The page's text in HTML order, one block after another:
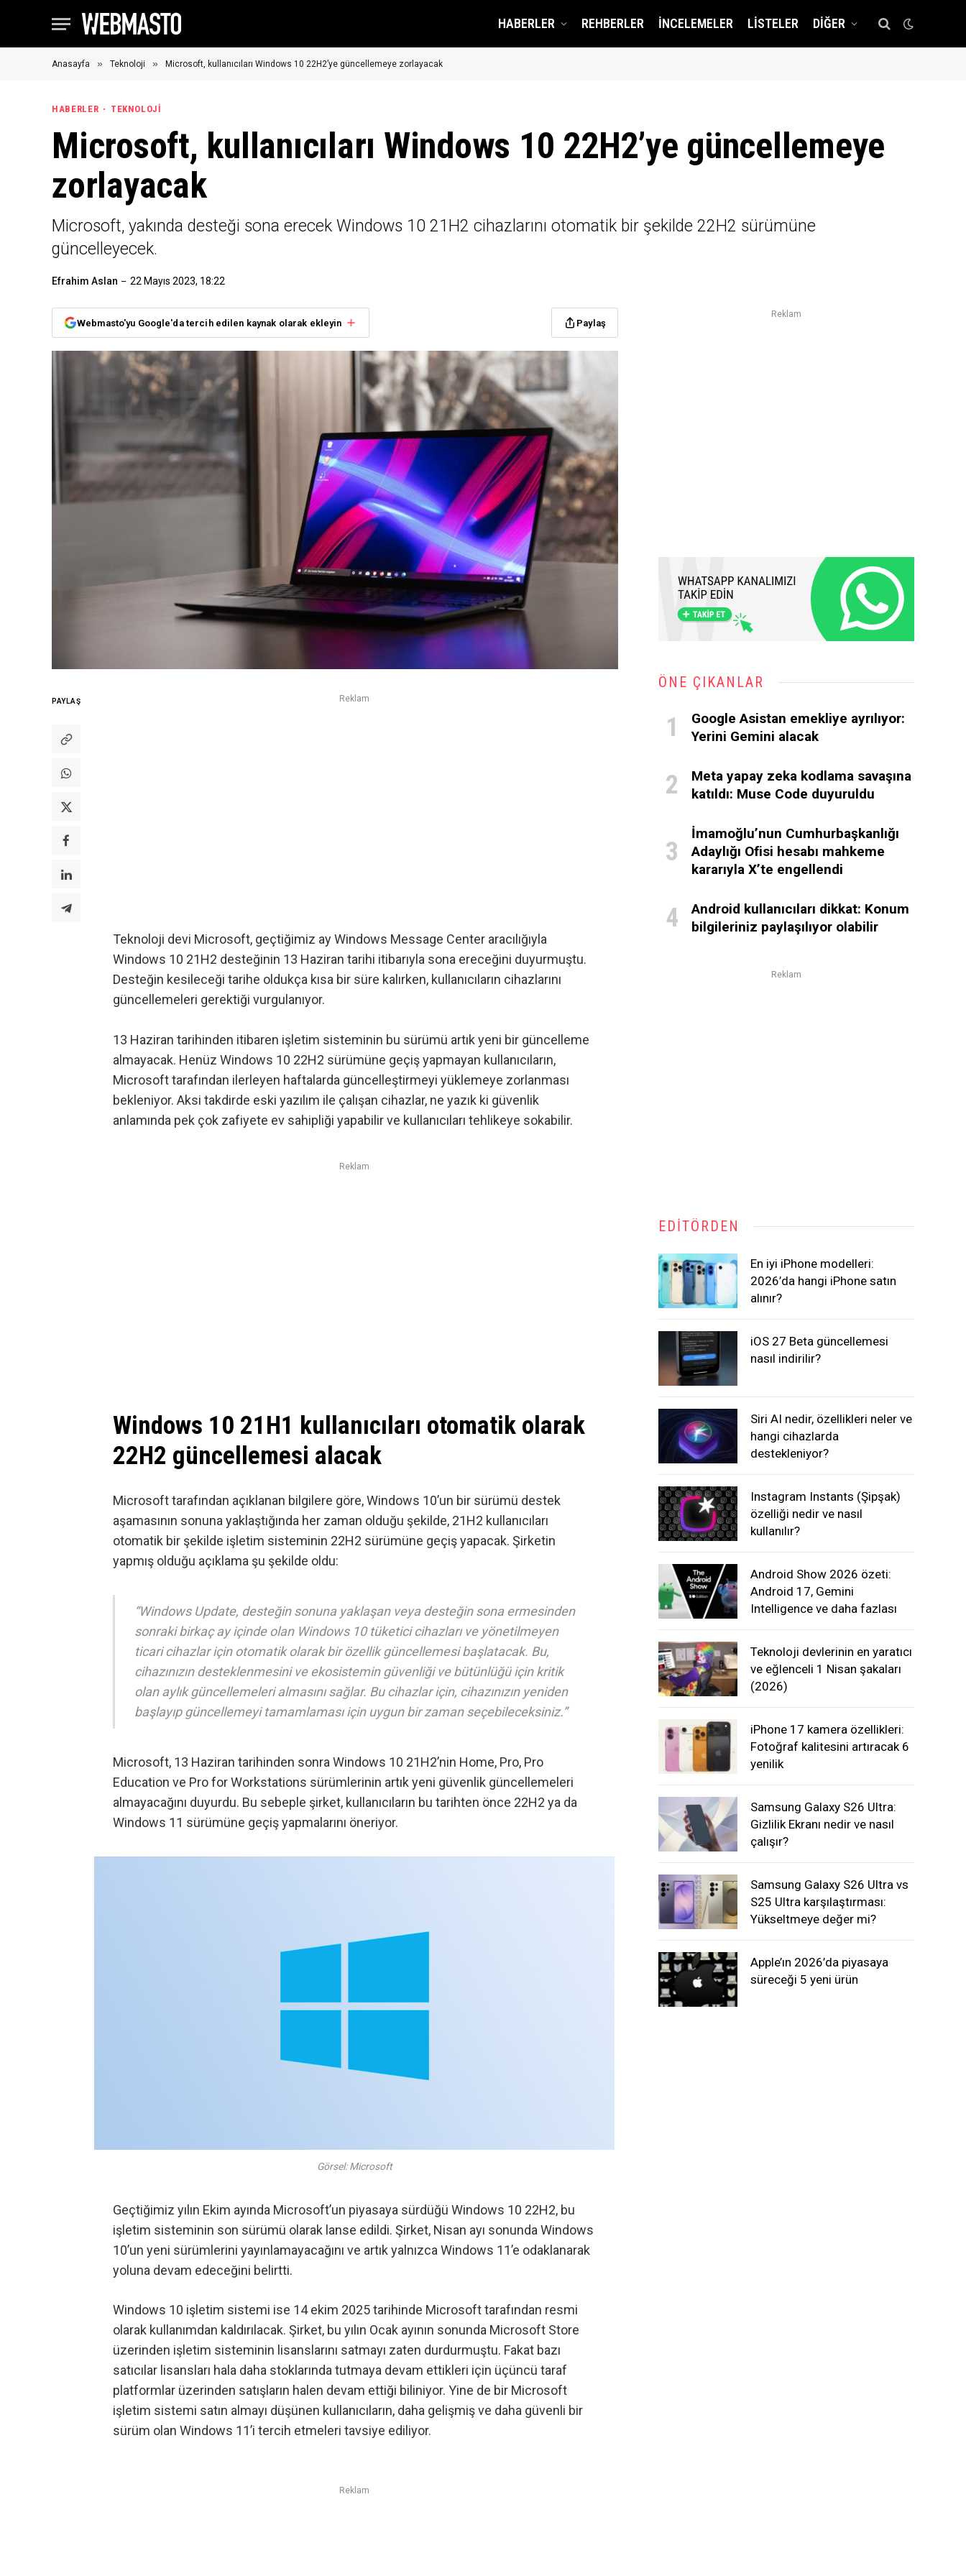
HABERLER REHBERLER İNCELEMELER LISTELER DIĞER
Anasayfa » Teknoloji » Microsoft, kullanıcıları Windows 10 22H2’ye güncellemeye zorlayacak
HABERLER TEKNOLOJI
Microsoft, kullanıcıları Windows 10 22H2’ye güncellemeye
zorlayacak
Microsoft, yakında desteği sona erecek Windows 10 21H2 cihazlarını otomatik bir şekilde 22H2 sürümüne
güncelleyecek.
Efrahim Aslan 22 Mayıs 2023, 18:22
Webmasto'yu Google'da tercih edilen kaynak olarak ekleyin Paylaş
PAYLAŞ Reklam
Teknoloji devi Microsoft, geçtiğimiz ay Windows Message Center aracılığıyla
Windows 10 21H2 desteğinin 13 Haziran tarihi itibarıyla sona ereceğini duyurmuştu.
Desteğin kesileceği tarihe oldukça kısa bir süre kalırken, kullanıcıların cihazlarını
güncellemeleri gerektiği vurgulanıyor.
13 Haziran tarihinden itibaren işletim sisteminin bu sürümü artık yeni bir güncelleme
almayacak. Henüz Windows 10 22H2 sürümüne geçiş yapmayan kullanıcıların,
Microsoft tarafından ilerleyen haftalarda güncelleştirmeyi yüklemeye zorlanması
bekleniyor. Aksi takdirde eski yazılım ile çalışan cihazlar, ne yazık ki güvenlik
anlamında pek çok zafiyete ev sahipliği yapabilir ve kullanıcıları tehlikeye sokabilir.
Reklam
Windows 10 21H1 kullanıcıları otomatik olarak
22H2 güncellemesi alacak
Microsoft tarafından açıklanan bilgilere göre, Windows 10’un bir sürümü destek
aşamasının sonuna yaklaştığında her zaman olduğu şekilde, 21H2 kullanıcıları
otomatik bir şekilde işletim sisteminin 22H2 sürümüne geçiş yapacak. Şirketin
yapmış olduğu açıklama şu şekilde oldu:
“Windows Update, desteğin sonuna yaklaşan veya desteğin sona ermesinden
sonraki birkaç ay içinde olan Windows 10 tüketici cihazları ve yönetilmeyen
ticari cihazlar için otomatik olarak bir özellik güncellemesi başlatacak. Bu,
cihazınızın desteklenmesini ve ekosistemin güvenliği ve bütünlüğü için kritik
olan aylık güncellemeleri almasını sağlar. Bu cihazlar için, cihazınızın yeniden
başlayıp güncellemeyi tamamlaması için uygun bir zaman seçebileceksiniz.”
Microsoft, 13 Haziran tarihinden sonra Windows 10 21H2’nin Home, Pro, Pro
Education ve Pro for Workstations sürümlerinin artık yeni güvenlik güncellemeleri
almayacağını duyurdu. Bu sebeple şirket, kullanıcıların bu tarihten önce 22H2 ya da
Windows 11 sürümüne geçiş yapmalarını öneriyor.
Görsel: Microsoft
Geçtiğimiz yılın Ekim ayında Microsoft’un piyasaya sürdüğü Windows 10 22H2, bu
işletim sisteminin son sürümü olarak lanse edildi. Şirket, Nisan ayı sonunda Windows
10’un yeni sürümlerini yayınlamayacağını ve artık yalnızca Windows 11’e odaklanarak
yoluna devam edeceğini belirtti.
Windows 10 işletim sistemi ise 14 ekim 2025 tarihinde Microsoft tarafından resmi
olarak kullanımdan kaldırılacak. Şirket, bu yılın Ocak ayının sonunda Microsoft Store
üzerinden işletim sisteminin lisanslarını satmayı zaten durdurmuştu. Fakat bazı
satıcılar lisansları hala daha stoklarında tutmaya devam ettikleri için üçüncü taraf
platformlar üzerinden satışların halen devam ettiği biliniyor. Yine de bir Microsoft
işletim sistemi satın almayı düşünen kullanıcıların, daha gelişmiş ve daha güvenli bir
sürüm olan Windows 11’i tercih etmeleri tavsiye ediliyor.
Reklam
Reklam
ÖNE ÇIKANLAR
Google Asistan emekliye ayrılıyor:
Yerini Gemini alacak
Meta yapay zeka kodlama savaşına
katıldı: Muse Code duyuruldu
İmamoğlu’nun Cumhurbaşkanlığı
Adaylığı Ofisi hesabı mahkeme
kararıyla X’te engellendi
Android kullanıcıları dikkat: Konum
bilgileriniz paylaşılıyor olabilir
Reklam
EDITÖRDEN
En iyi iPhone modelleri:
2026’da hangi iPhone satın
alınır?
iOS 27 Beta güncellemesi
nasıl indirilir?
Siri AI nedir, özellikleri neler ve
hangi cihazlarda
destekleniyor?
Instagram Instants (Şipşak)
özelliği nedir ve nasıl
kullanılır?
Android Show 2026 özeti:
Android 17, Gemini
Intelligence ve daha fazlası
Teknoloji devlerinin en yaratıcı
ve eğlenceli 1 Nisan şakaları
(2026)
iPhone 17 kamera özellikleri:
Fotoğraf kalitesini artıracak 6
yenilik
Samsung Galaxy S26 Ultra:
Gizlilik Ekranı nedir ve nasıl
çalışır?
Samsung Galaxy S26 Ultra vs
S25 Ultra karşılaştırması:
Yükseltmeye değer mi?
Apple’ın 2026’da piyasaya
süreceği 5 yeni ürün